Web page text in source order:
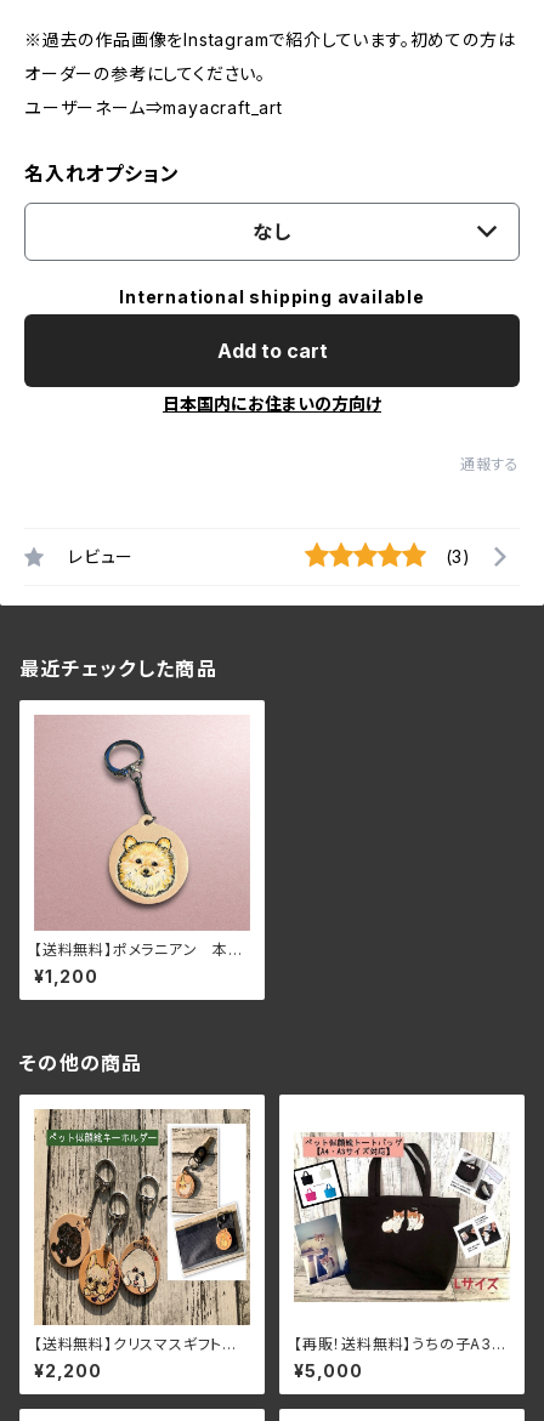
※過去の作品画像をInstagramで紹介しています。初めての方は
オーダーの参考にしてください。
ユーザーネーム⇒mayacraft_art
名入れオプション
なし
International shipping available
Add to cart
日本国内にお住まいの方向け
通報する
レビュー (3)
最近チェックした商品
【送料無料】ポメラニアン 本革
キーホルダー（うちの子似顔絵
制作可）
¥1,200
その他の商品
【送料無料】クリスマスギフトに
♪チャリティ商品★うちの子ペッ
ト似顔絵本革キーホルダー顔写
真１枚でOK
¥2,200
【再販！送料無料】うちの子A3・
A4サイズ黒トートバッグ＜ペット
似顔絵＞
¥5,000